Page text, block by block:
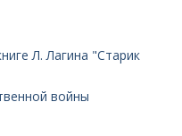
Л. Лагина "Старик
войны